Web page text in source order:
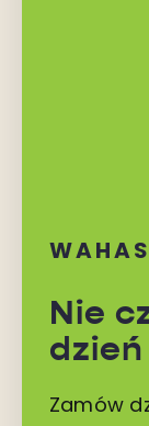
Nie
Zamów